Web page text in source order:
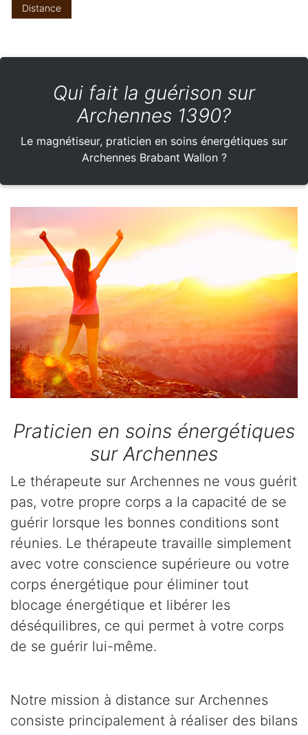
Distance
Qui fait la guérison sur
Archennes 1390?
Le magnétiseur, praticien en soins énergétiques sur
Archennes Brabant Wallon ?
Praticien en soins énergétiques
sur Archennes
Le thérapeute sur Archennes ne vous guérit
pas, votre propre corps a la capacité de se
guérir lorsque les bonnes conditions sont
réunies. Le thérapeute travaille simplement
avec votre conscience supérieure ou votre
corps énergétique pour éliminer tout
blocage énergétique et libérer les
déséquilibres, ce qui permet à votre corps
de se guérir lui-même.
Notre mission à distance sur Archennes
consiste principalement à réaliser des bilans